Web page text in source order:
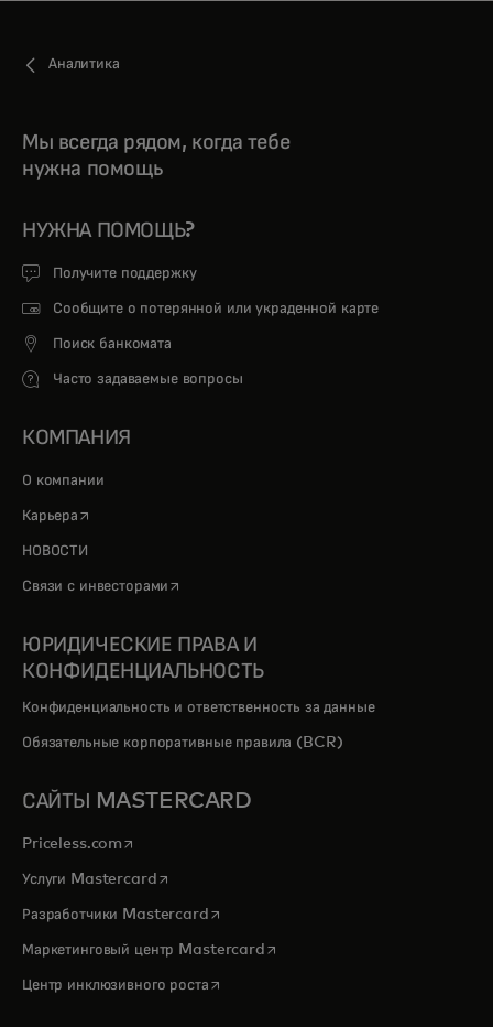
Аналитика
Мы всегда рядом, когда тебе
нужна помощь
НУЖНА ПОМОЩЬ?
Получите поддержку
Сообщите о потерянной или украденной карте
Поиск банкомата
Часто задаваемые вопросы
КОМПАНИЯ
О компании
Карьера opens in a new tab
НОВОСТИ
Связи с инвесторами opens in a new tab
ЮРИДИЧЕСКИЕ ПРАВА И
КОНФИДЕНЦИАЛЬНОСТЬ
Конфиденциальность и ответственность за данные
Обязательные корпоративные правила (BCR)
САЙТЫ MASTERCARD
Priceless.com opens in a new tab
Услуги Mastercardopens in a new tab
Разработчики Mastercardopens in a new tab
Маркетинговый центр Mastercardopens in a new tab
Центр инклюзивного ростаopens in a new tab